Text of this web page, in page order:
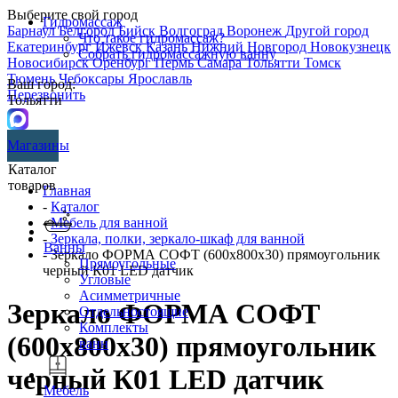
Выберите свой город
БарнаулБелгородБийск ВолгоградВоронеж Другой город
ЕкатеринбургИжевскКазаньНижний Новгород Новокузнецк
НовосибирскОренбургПермьСамараТольятти Томск
ТюменьЧебоксары Ярославль
Перезвонить
Гидромассаж
Что такое гидромассаж?
Собрать гидромассажную ванну
Ваш город:
Тольятти
Магазины
Каталог
товаров
Ванны
Прямоугольные
Угловые
Асимметричные
Отдельностоящие
Комплекты
ванн
Мебель
Главная
- Каталог
-Мебель для ванной
- Зеркала, полки, зеркало-шкаф для ванной
- Зеркало ФОРМА СОФТ (600х800х30) прямоугольник
черный К01 LED датчик
Зеркало ФОРМА СОФТ
(600х800х30) прямоугольник
черный К01 LED датчик